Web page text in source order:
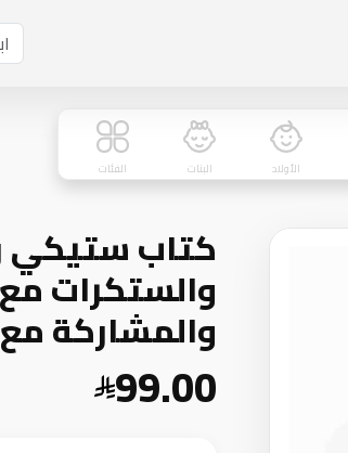
الأولاد البنات الفئات
كتاب ستيكي
والستكرات مع
والمشاركة مع 120 ملصق
99.00